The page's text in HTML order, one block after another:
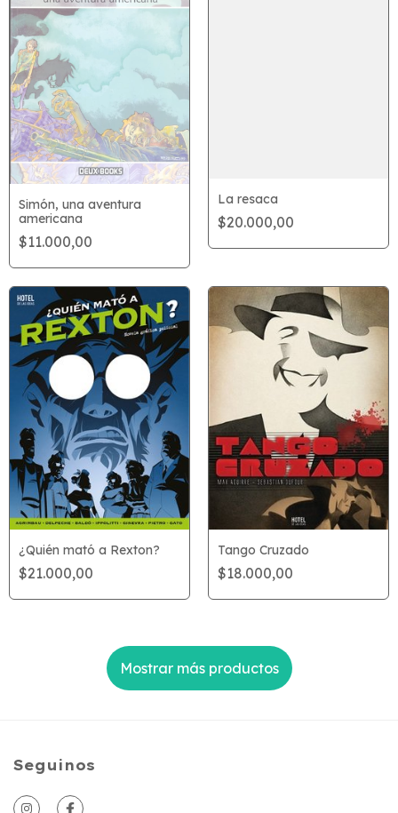
Simón, una aventura
americana
$11.000,00
La resaca
$20.000,00
¿Quién mató a Rexton?
$21.000,00
Tango Cruzado
$18.000,00
Mostrar más productos
Seguinos